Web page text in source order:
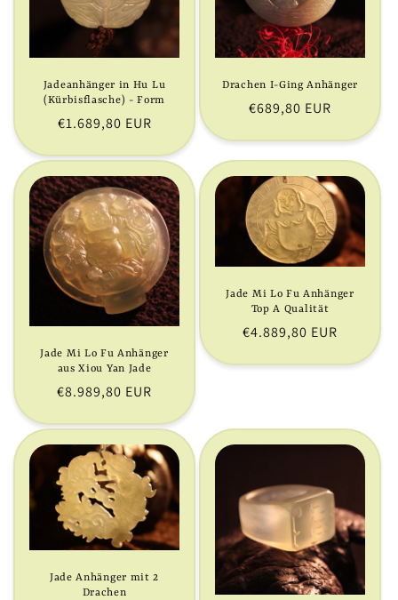
Jadeanhänger in Hu Lu
(Kürbisflasche) - Form
Normaler
€1.689,80 EUR
Drachen I-Ging Anhänger
Normaler
€689,80 EUR
Jade Mi Lo Fu Anhänger
aus Xiou Yan Jade
Normaler
€8.989,80 EUR
Jade Mi Lo Fu Anhänger
Top A Qualität
Normaler
€4.889,80 EUR
Jade Anhänger mit 2
Drachen